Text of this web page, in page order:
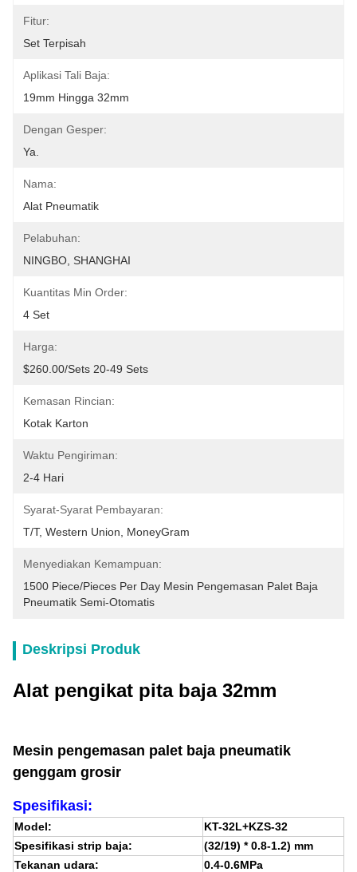
Fitur:
Set Terpisah
Aplikasi Tali Baja:
19mm Hingga 32mm
Dengan Gesper:
Ya.
Nama:
Alat Pneumatik
Pelabuhan:
NINGBO, SHANGHAI
Kuantitas Min Order:
4 Set
Harga:
$260.00/sets 20-49 Sets
Kemasan Rincian:
Kotak Karton
Waktu Pengiriman:
2-4 Hari
Syarat-Syarat Pembayaran:
T/T, Western Union, MoneyGram
Menyediakan Kemampuan:
1500 Piece/Pieces Per Day Mesin Pengemasan Palet Baja
Pneumatik Semi-Otomatis
Deskripsi Produk
Alat pengikat pita baja 32mm
Mesin pengemasan palet baja pneumatik
genggam grosir
Spesifikasi:
Model:
KT-32L+KZS-32
Spesifikasi strip baja:
(32/19) * 0.8-1.2) mm
Tekanan udara:
0.4-0.6MPa